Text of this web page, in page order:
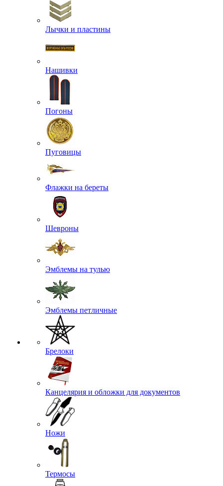
Лычки и пластины
Нашивки
Погоны
Пуговицы
Флажки на береты
Шевроны
Эмблемы на тулью
Эмблемы петличные
Брелоки
Канцелярия и обложки для документов
Ножи
Термосы